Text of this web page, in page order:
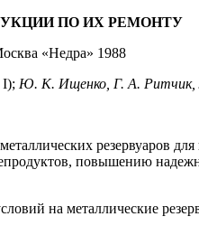
ПО ИХ РЕМОНТУ
«Недра» 1988
Ю. К. Ищенко, Г. А. Ритчик,
резервуаров
повышению
на металлические